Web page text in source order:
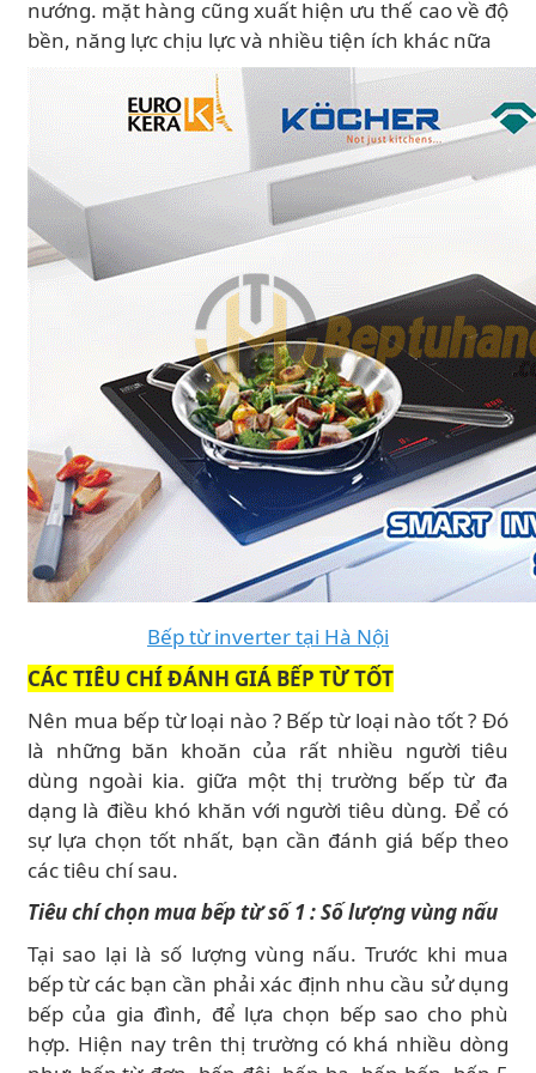
nướng. mặt hàng cũng xuất hiện ưu thế cao về độ
bền, năng lực chịu lực và nhiều tiện ích khác nữa
Bếp từ inverter tại Hà Nội
CÁC TIÊU CHÍ ĐÁNH GIÁ BẾP TỪ TỐT
Nên mua bếp từ loại nào ? Bếp từ loại nào tốt ? Đó
là những băn khoăn của rất nhiều người tiêu
dùng ngoài kia. giữa một thị trường bếp từ đa
dạng là điều khó khăn với người tiêu dùng. Để có
sự lựa chọn tốt nhất, bạn cần đánh giá bếp theo
các tiêu chí sau.
Tiêu chí chọn mua bếp từ số 1 : Số lượng vùng nấu
Tại sao lại là số lượng vùng nấu. Trước khi mua
bếp từ các bạn cần phải xác định nhu cầu sử dụng
bếp của gia đình, để lựa chọn bếp sao cho phù
hợp. Hiện nay trên thị trường có khá nhiều dòng